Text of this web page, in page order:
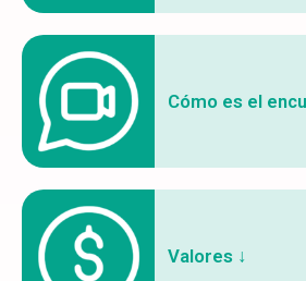
Cómo es el
Valores ↓